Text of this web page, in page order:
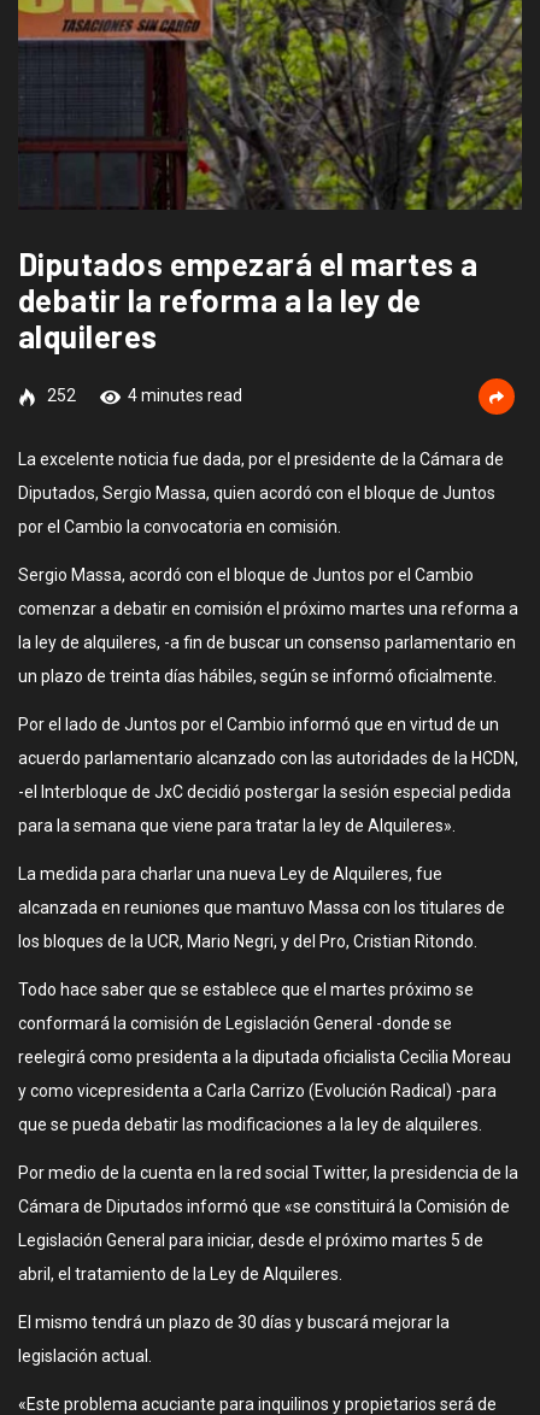
Diputados empezará el martes a
debatir la reforma a la ley de
alquileres
252 4 minutes read
La excelente noticia fue dada, por el presidente de la Cámara de
Diputados, Sergio Massa, quien acordó con el bloque de Juntos
por el Cambio la convocatoria en comisión.
Sergio Massa, acordó con el bloque de Juntos por el Cambio
comenzar a debatir en comisión el próximo martes una reforma a
la ley de alquileres, -a fin de buscar un consenso parlamentario en
un plazo de treinta días hábiles, según se informó oficialmente.
Por el lado de Juntos por el Cambio informó que en virtud de un
acuerdo parlamentario alcanzado con las autoridades de la HCDN,
-el Interbloque de JxC decidió postergar la sesión especial pedida
para la semana que viene para tratar la ley de Alquileres».
La medida para charlar una nueva Ley de Alquileres, fue
alcanzada en reuniones que mantuvo Massa con los titulares de
los bloques de la UCR, Mario Negri, y del Pro, Cristian Ritondo.
Todo hace saber que se establece que el martes próximo se
conformará la comisión de Legislación General -donde se
reelegirá como presidenta a la diputada oficialista Cecilia Moreau
y como vicepresidenta a Carla Carrizo (Evolución Radical) -para
que se pueda debatir las modificaciones a la ley de alquileres.
Por medio de la cuenta en la red social Twitter, la presidencia de la
Cámara de Diputados informó que «se constituirá la Comisión de
Legislación General para iniciar, desde el próximo martes 5 de
abril, el tratamiento de la Ley de Alquileres.
El mismo tendrá un plazo de 30 días y buscará mejorar la
legislación actual.
«Este problema acuciante para inquilinos y propietarios será de